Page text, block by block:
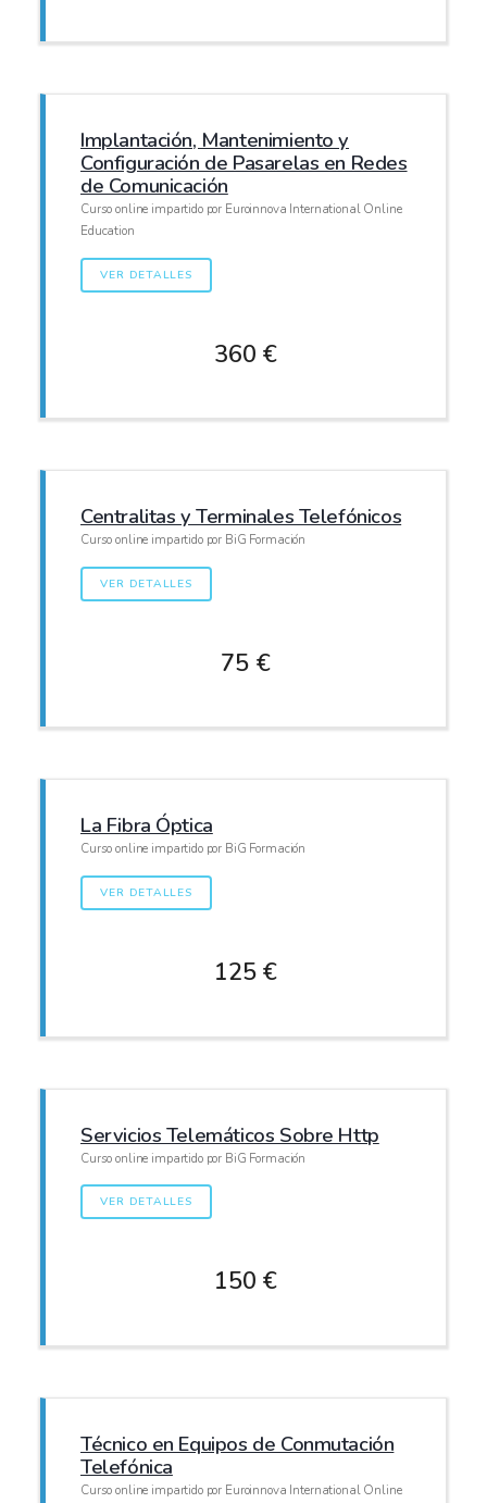
Implantación, Mantenimiento y
Configuración de Pasarelas en Redes
de Comunicación
Curso online impartido por Euroinnova International Online
Education
VER DETALLES
360 €
Centralitas y Terminales Telefónicos
Curso online impartido por BiG Formación
VER DETALLES
75 €
La Fibra Óptica
Curso online impartido por BiG Formación
VER DETALLES
125 €
Servicios Telemáticos Sobre Http
Curso online impartido por BiG Formación
VER DETALLES
150 €
Técnico en Equipos de Conmutación
Telefónica
Curso online impartido por Euroinnova International Online